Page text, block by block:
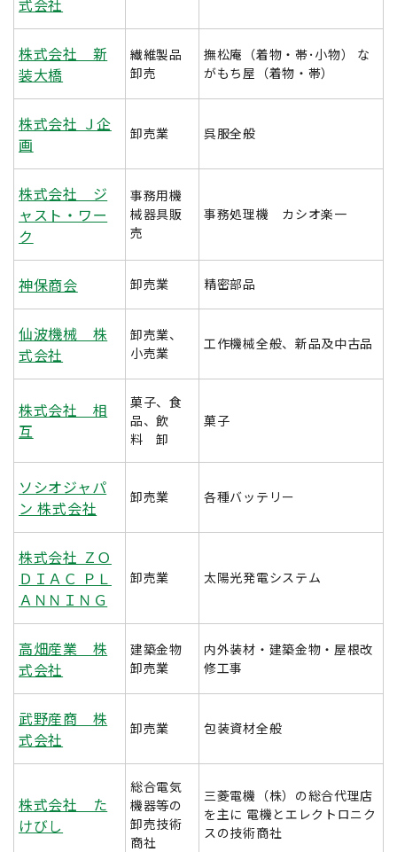
式会社
株式会社 新
装大橋
繊維製品
卸売
撫松庵（着物・帯･小物） な
がもち屋（着物・帯）
株式会社 Ｊ企
画
卸売業 呉服全般
株式会社 ジ
ャスト・ワー
ク
事務用機
械器具販
売
事務処理機 カシオ楽一
神保商会 卸売業 精密部品
仙波機械 株
式会社
卸売業、
小売業
工作機械全般、新品及中古品
株式会社 相
互
菓子、食
品、飲
料 卸
菓子
ソシオジャパ
ン 株式会社
卸売業 各種バッテリー
株式会社 ＺＯ
ＤＩＡＣ ＰＬ
ＡＮＮＩＮＧ
卸売業 太陽光発電システム
高畑産業 株
式会社
建築金物
卸売業
内外装材・建築金物・屋根改
修工事
武野産商 株
式会社
卸売業 包装資材全般
株式会社 た
けびし
総合電気
機器等の
卸売技術
商社
三菱電機（株）の総合代理店
を主に 電機とエレクトロニク
スの技術商社